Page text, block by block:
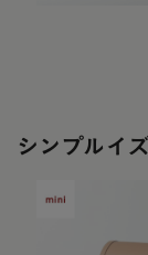
シンプルイ